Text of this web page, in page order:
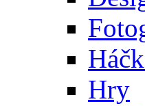
Hry